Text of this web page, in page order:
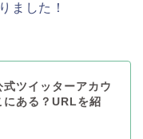
ました！
式ツイッターアカウ
にある？URLを紹